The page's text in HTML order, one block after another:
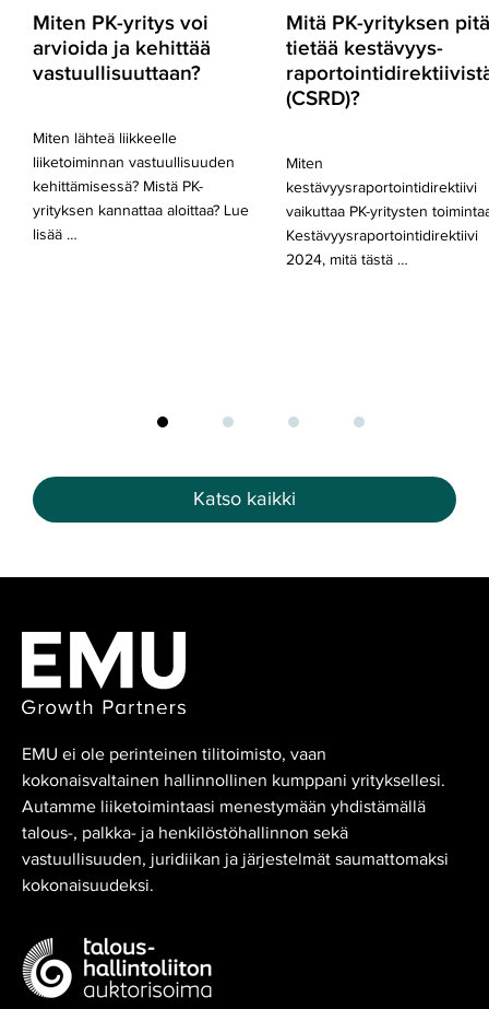
kehittää
vastuullisuuttaan?
Miten PK-yritys voi
arvioida ja kehittää
vastuullisuuttaan?
Miten lähteä liikkeelle
liiketoiminnan vastuullisuuden
kehittämisessä? Mistä PK-
yrityksen kannattaa aloittaa? Lue
lisää …
(CSRD)?
Mitä PK-yrityksen
tietää kestävyys­
(CSRD)?
Miten
kestävyysraportointidirektiivi
vaikuttaa PK-yritysten
Kestävyysraportointidirektiivi
2024, mitä tästä …
Katso kaikki
EMU ei ole perinteinen tilitoimisto, vaan
kokonaisvaltainen hallinnollinen kumppani yrityksellesi.
Autamme liiketoimintaasi menestymään yhdistämällä
talous-, palkka- ja henkilöstöhallinnon sekä
vastuullisuuden, juridiikan ja järjestelmät saumattomaksi
kokonaisuudeksi.